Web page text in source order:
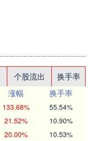
个股流出
换手率
涨幅
换手率
133.68% 55.54%
21.52% 10.90%
20.00% 10.53%